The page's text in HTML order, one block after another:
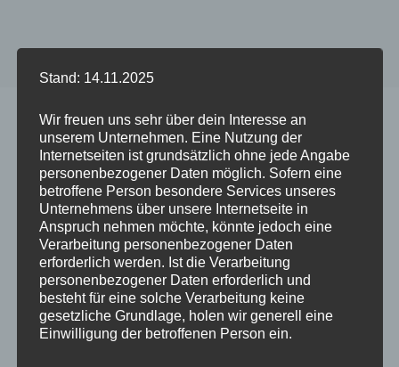
Start / Produkt DUO Case PETROL - Phone Model
12/12 Pro (ausverkauft)
Dieses
Produkt
weist
mehrere
Varianten
auf.
Die
Handykette JUST MIX
Stand: 14.11.2025
Wir freuen uns sehr über dein Interesse an
unserem Unternehmen. Eine Nutzung der
Internetseiten ist grundsätzlich ohne jede Angabe
personenbezogener Daten möglich. Sofern eine
betroffene Person besondere Services unseres
Unternehmens über unsere Internetseite in
Anspruch nehmen möchte, könnte jedoch eine
Verarbeitung personenbezogener Daten
erforderlich werden. Ist die Verarbeitung
personenbezogener Daten erforderlich und
besteht für eine solche Verarbeitung keine
gesetzliche Grundlage, holen wir generell eine
Einwilligung der betroffenen Person ein.